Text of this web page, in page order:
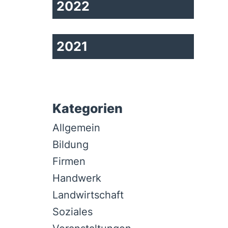
2022
2021
Kategorien
Allgemein
Bildung
Firmen
Handwerk
Landwirtschaft
Soziales